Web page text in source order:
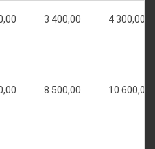
3 400,00 4 300,00
8 500,00 10 600,00